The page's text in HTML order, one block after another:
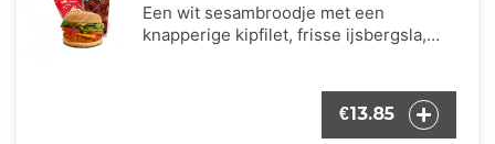
Een wit sesambroodje met een
knapperige kipfilet, frisse ijsbergsla,
portie Franse frietjes en een frisdrank
€13.85